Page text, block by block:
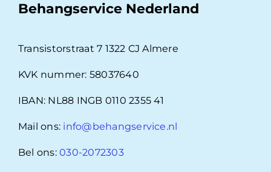
Behangservice Nederland
Transistorstraat 7 1322 CJ Almere
KVK nummer: 58037640
IBAN: NL88 INGB 0110 2355 41
Mail ons: info@behangservice.nl
Bel ons:030-2072303